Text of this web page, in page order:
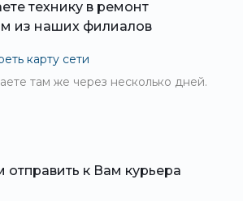
технику в ремонт
из наших филиалов
карту сети
там же через несколько дней.
к Вам курьера